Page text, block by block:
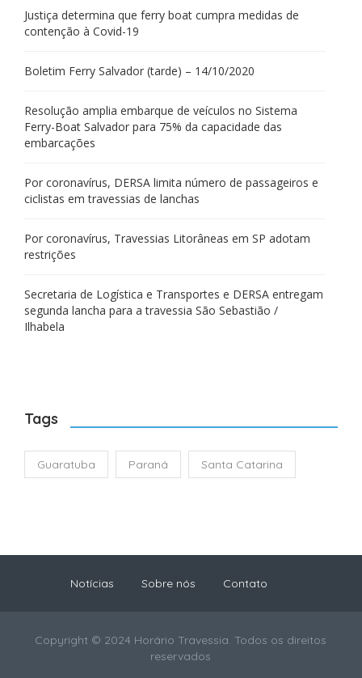
Justiça determina que ferry boat cumpra medidas de
contenção à Covid-19
Boletim Ferry Salvador (tarde) – 14/10/2020
Resolução amplia embarque de veículos no Sistema
Ferry-Boat Salvador para 75% da capacidade das
embarcações
Por coronavírus, DERSA limita número de passageiros e
ciclistas em travessias de lanchas
Por coronavírus, Travessias Litorâneas em SP adotam
restrições
Secretaria de Logística e Transportes e DERSA entregam
segunda lancha para a travessia São Sebastião /
Ilhabela
Tags
Guaratuba Paraná Santa Catarina
Notícias Sobre nós Contato
Copyright © 2024 Horário Travessia. Todos os direitos
reservados